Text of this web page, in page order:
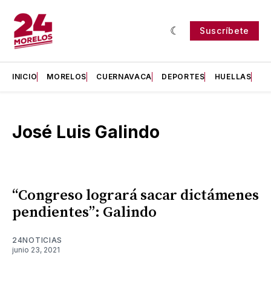
Suscríbete
INICIO MORELOS CUERNAVACA DEPORTES HUELLAS
José Luis Galindo
“Congreso logrará sacar dictámenes
pendientes”: Galindo
24NOTICIAS
junio 23, 2021